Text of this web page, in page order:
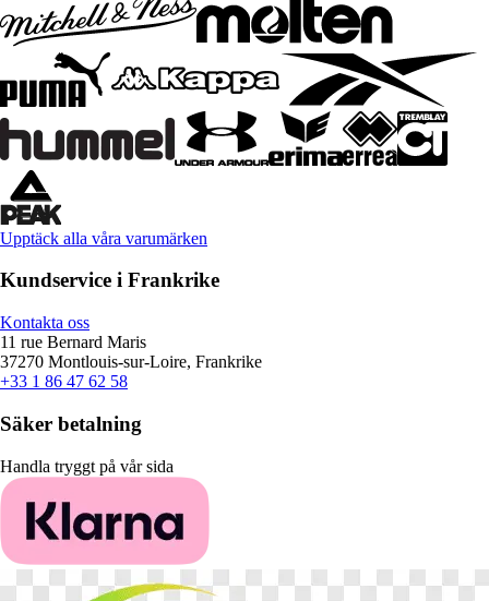
Upptäck alla våra varumärken
Kundservice i Frankrike
Kontakta oss
11 rue Bernard Maris
37270 Montlouis-sur-Loire, Frankrike
+33 1 86 47 62 58
Säker betalning
Handla tryggt på vår sida